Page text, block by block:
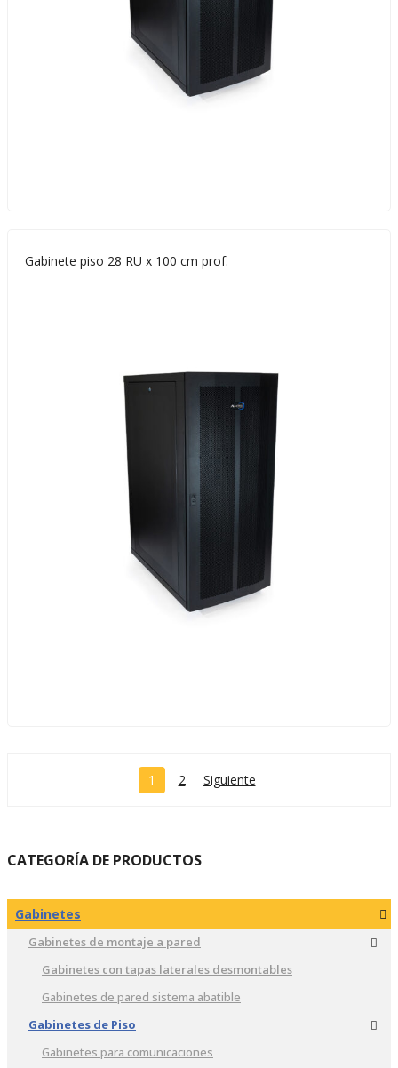
Gabinete piso 28 RU x 100 cm prof.
1 2 Siguiente
CATEGORÍA DE PRODUCTOS
Gabinetes
Gabinetes de montaje a pared
Gabinetes con tapas laterales desmontables
Gabinetes de pared sistema abatible
Gabinetes de Piso
Gabinetes para comunicaciones